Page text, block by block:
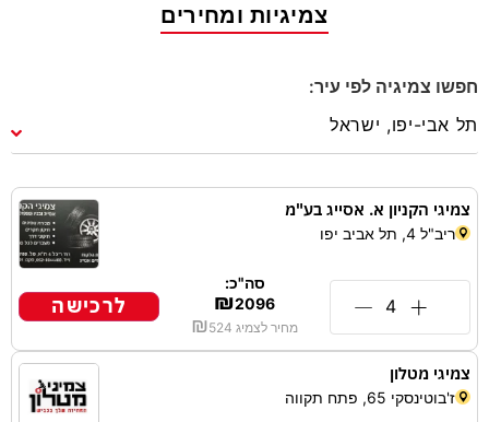
צמיגיות ומחירים
חפשו צמיגיה לפי עיר:
צמיגי הקניון א. אסייג בע"מ
ריב"ל 4, תל אביב יפו
סה"כ:
₪2096
מחיר לצמיג ₪524
לרכישה
צמיגי מטלון
ז'בוטינסקי 65, פתח תקווה